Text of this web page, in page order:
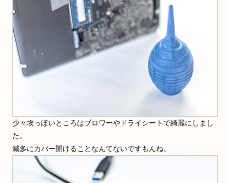
少々埃っぽいところはブロワーやドライシートで綺麗にしまし
た。
滅多にカバー開けることなんてないですもんね。